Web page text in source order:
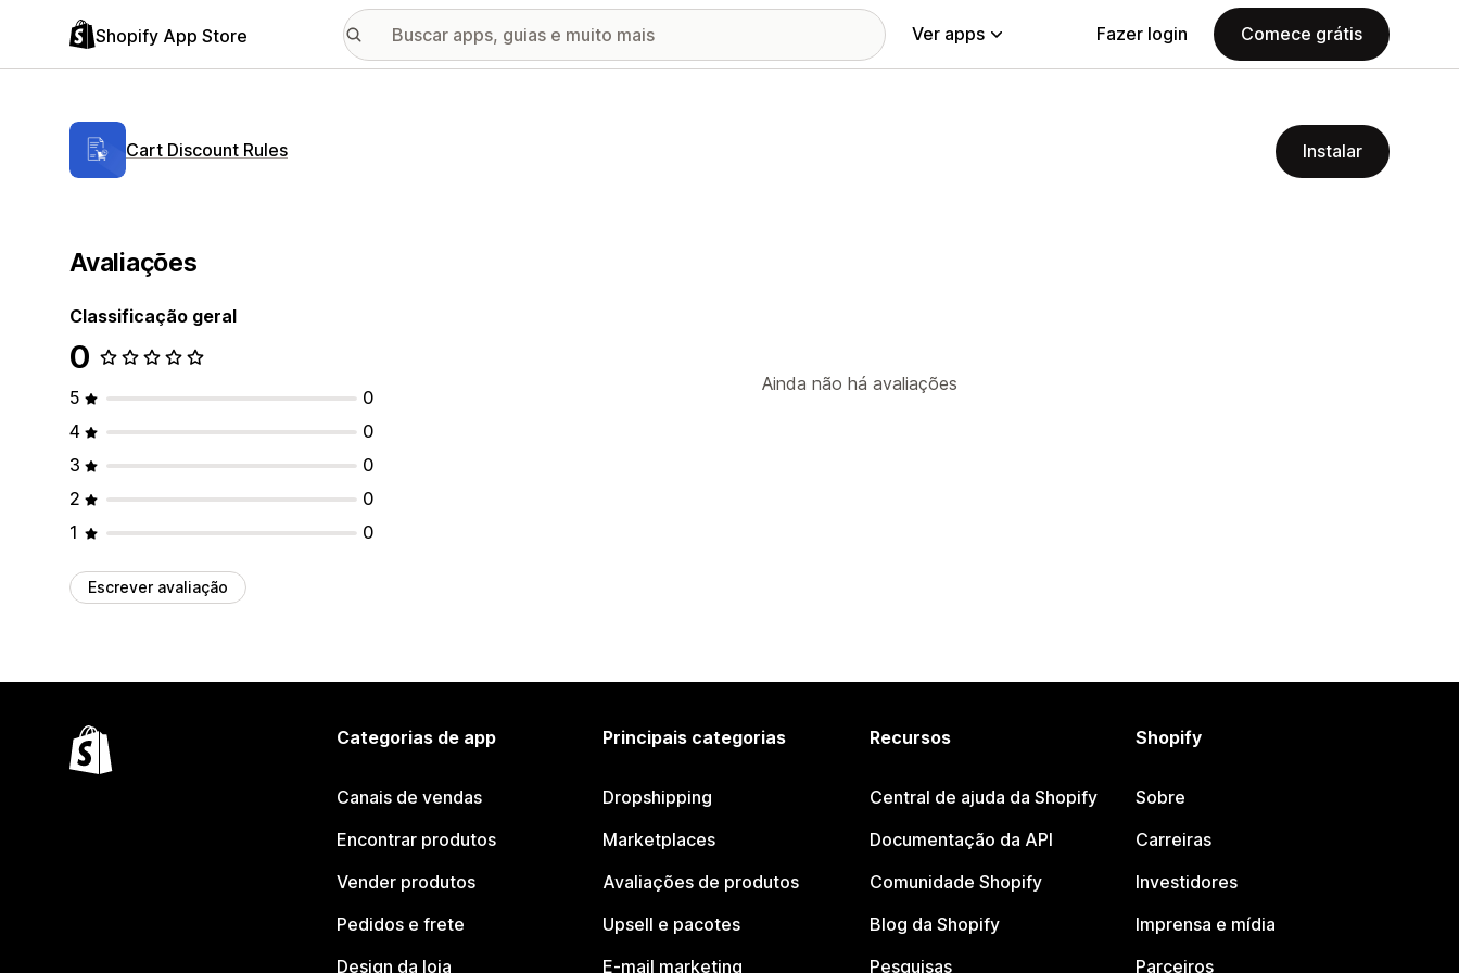
Shopify App Store Ver apps Fazer login Comece grátis
Cart Discount Rules Instalar
Avaliações
Classificação geral
0
5
0
4
0
3
0
2
0
1
0
Escrever avaliação
Ainda não há avaliações
Categorias de app
Canais de vendas
Encontrar produtos
Vender produtos
Pedidos e frete
Design da loja
Principais categorias
Dropshipping
Marketplaces
Avaliações de produtos
Upsell e pacotes
E-mail marketing
Recursos
Central de ajuda da Shopify
Documentação da API
Comunidade Shopify
Blog da Shopify
Pesquisas
Shopify
Sobre
Carreiras
Investidores
Imprensa e mídia
Parceiros